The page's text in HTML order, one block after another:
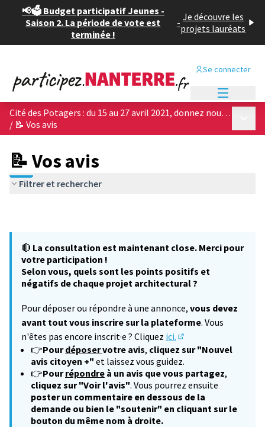
📢🗳️ Budget participatif Jeunes -
Saison 2. La période de vote est
terminée !
- Je découvre les
projets lauréats
Se connecter
Cité des Potagers : du 15 au 27 avril 2021, donnez nous votre avis sur les 4 projets architecturaux !
/ 📝 Vos avis
📝 Vos avis
Filtrer et rechercher
🔴 La consultation est maintenant close. Merci pour
votre participation !
Selon vous, quels sont les points positifs et
négatifs de chaque projet architectural ?
Pour déposer ou répondre à une annonce, vous devez
avant tout vous inscrire sur la plateforme. Vous
n'êtes pas encore inscrit·e ? Cliquez ici.
(S'ouvre dans un
👉Pourdéposervotre avis, cliquez sur "Nouvel
avis citoyen +" et laissez vous guidez.
👉Pourrépondre à un avis que vous partagez,
cliquez sur "Voir l'avis". Vous pourrez ensuite
poster un commentaire en dessous de la
demande ou bien le "soutenir" en cliquant sur le
bouton du même nom à droite.